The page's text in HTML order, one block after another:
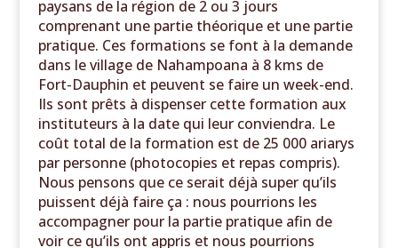
paysans de la région de 2 ou 3 jours
comprenant une partie théorique et une partie
pratique. Ces formations se font à la demande
dans le village de Nahampoana à 8 kms de
Fort-Dauphin et peuvent se faire un week-end.
Ils sont prêts à dispenser cette formation aux
instituteurs à la date qui leur conviendra. Le
coût total de la formation est de 25 000 ariarys
par personne (photocopies et repas compris).
Nous pensons que ce serait déjà super qu’ils
puissent déjà faire ça : nous pourrions les
accompagner pour la partie pratique afin de
voir ce qu’ils ont appris et nous pourrions